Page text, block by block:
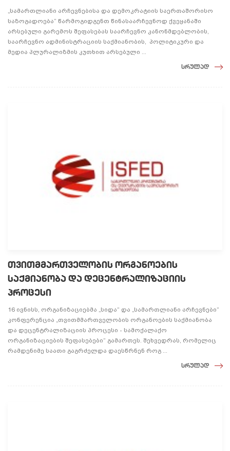
„სამართლიანი არჩევნებისა და დემოკრატიის საერთაშორისო
საზოგადოება“ წარმოგიდგენთ წინასაარჩევნოდ ქვეყანაში
არსებული გარემოს შეფასებას საარჩევნო კანონმდებლობის,
საარჩევნო ადმინისტრაციის საქმიანობის, პოლიტიკური და
მედია პლურალიზმის კუთხით არსებული ...
სრულად
თვითმმართველობის ორგანოების
საქმიანობა და დეცენტრალიზაციის
პროცესი
16 ივნისს, ორგანიზაციებმა „სიდა“ და „სამართლიანი არჩევნები“
კონფერენცია „თვითმმართველობის ორგანოების საქმიანობა
და დეცენტრალიზაციის პროცესი - სამოქალაქო
ორგანიზაციების შეფასებები“ გამართეს. შეხვედრას, რომელიც
რამდენიმე საათი გაგრძელდა დაესწრნენ როგ ...
სრულად